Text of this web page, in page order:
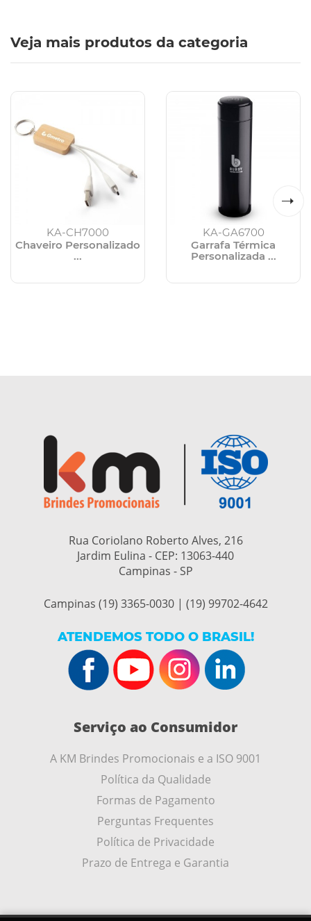
Veja mais produtos da categoria
KA-CH7000
Chaveiro Personalizado
...
KA-GA6700
Garrafa Térmica
Personalizada ...
Rua Coriolano Roberto Alves, 216
Jardim Eulina - CEP: 13063-440
Campinas - SP
Campinas (19) 3365-0030 | (19) 99702-4642
ATENDEMOS TODO O BRASIL!
Serviço ao Consumidor
A KM Brindes Promocionais e a ISO 9001
Política da Qualidade
Formas de Pagamento
Perguntas Frequentes
Política de Privacidade
Prazo de Entrega e Garantia